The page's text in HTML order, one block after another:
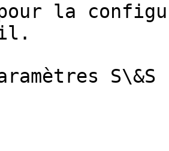
la
S\&S